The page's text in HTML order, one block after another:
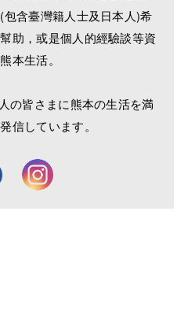
含臺灣籍人士及日本人)希
助，或是個人的經驗談等資
本生活。
の皆さまに熊本の生活を満
信しています。